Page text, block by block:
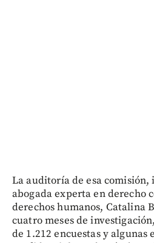
La auditoría de esa
abogada experta en derecho
derechos humanos, Catalina
cuatro meses de
de 1.212 encuestas y algunas